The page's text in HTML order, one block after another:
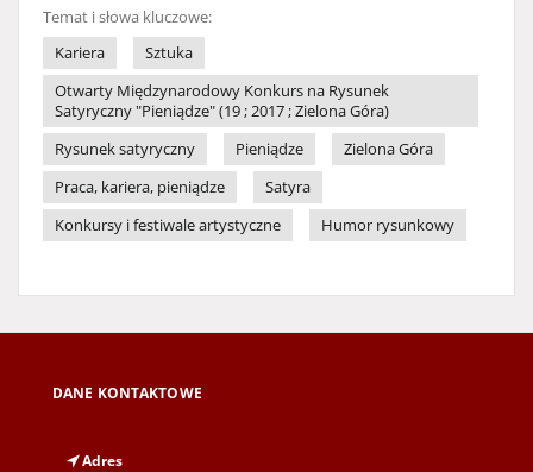
Temat i słowa kluczowe:
Kariera
Sztuka
Otwarty Międzynarodowy Konkurs na Rysunek
Satyryczny "Pieniądze" (19 ; 2017 ; Zielona Góra)
Rysunek satyryczny
Pieniądze
Zielona Góra
Praca, kariera, pieniądze
Satyra
Konkursy i festiwale artystyczne
Humor rysunkowy
DANE KONTAKTOWE
Adres